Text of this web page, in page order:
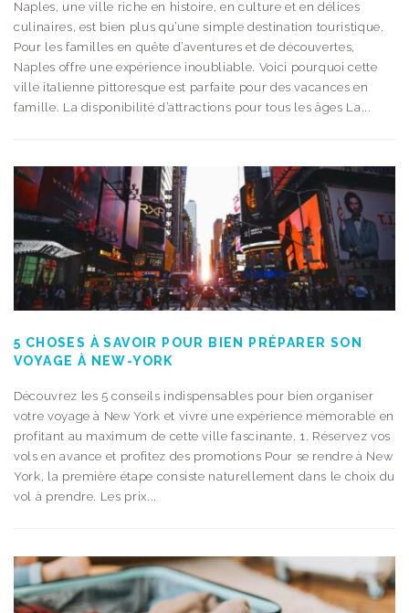
Naples, une ville riche en histoire, en culture et en délices
culinaires, est bien plus qu’une simple destination touristique.
Pour les familles en quête d’aventures et de découvertes,
Naples offre une expérience inoubliable. Voici pourquoi cette
ville italienne pittoresque est parfaite pour des vacances en
famille. La disponibilité d’attractions pour tous les âges La...
5 CHOSES À SAVOIR POUR BIEN PRÉPARER SON
VOYAGE À NEW-YORK
Découvrez les 5 conseils indispensables pour bien organiser
votre voyage à New York et vivre une expérience mémorable en
profitant au maximum de cette ville fascinante. 1. Réservez vos
vols en avance et profitez des promotions Pour se rendre à New
York, la première étape consiste naturellement dans le choix du
vol à prendre. Les prix...